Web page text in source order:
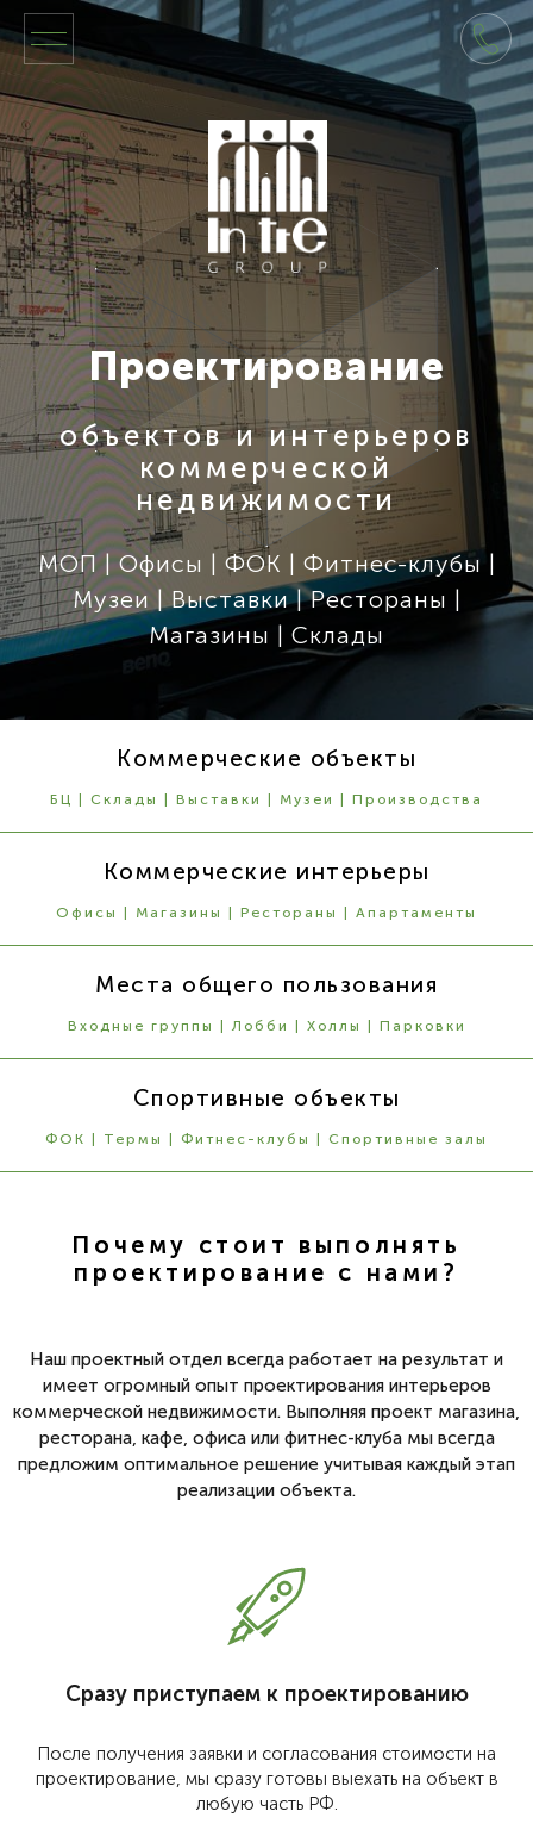
Проектирование
объектов и интерьеров
коммерческой
недвижимости
МОП | Офисы | ФОК | Фитнес-клубы |
Музеи | Выставки | Рестораны |
Магазины | Склады
Коммерческие объекты
БЦ | Склады | Выставки | Музеи | Производства
Коммерческие интерьеры
Офисы | Магазины | Рестораны | Апартаменты
Места общего пользования
Входные группы | Лобби | Холлы | Парковки
Спортивные объекты
ФОК | Термы | Фитнес-клубы | Спортивные залы
Почему стоит выполнять
проектирование с нами?
Наш проектный отдел всегда работает на результат и
имеет огромный опыт проектирования интерьеров
коммерческой недвижимости. Выполняя проект магазина,
ресторана, кафе, офиса или фитнес-клуба мы всегда
предложим оптимальное решение учитывая каждый этап
реализации объекта.
Сразу приступаем к проектированию
После получения заявки и согласования стоимости на
проектирование, мы сразу готовы выехать на объект в
любую часть РФ.